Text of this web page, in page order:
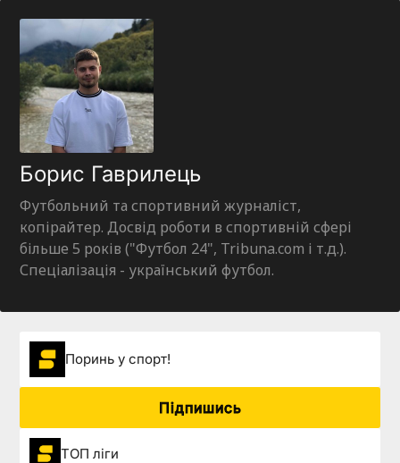
Борис Гаврилець
Футбольний та спортивний журналіст,
копірайтер. Досвід роботи в спортивній сфері
більше 5 років ("Футбол 24", Tribuna.com і т.д.).
Спеціалізація - український футбол.
Поринь у спорт!
Підпишись
ТОП ліги